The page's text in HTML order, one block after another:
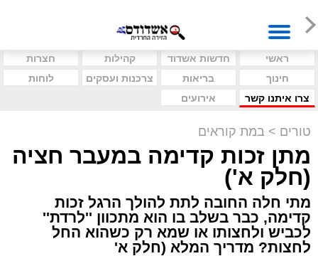
ראשי חדשות אשדוד קהילות
חצרות
חינוך
בריאות צרכנות ועסקים
לוחות
צרו איתנו קשר
אירועים
טורים > במת קוראים
מתן זכות קדימה במעבר חציה
(חלק א')
מתי חלה החובה לתת להולך הרגל זכות
קדימה, כבר בשלב בו הוא מתכוון ''לרדת''
לכביש ולחצותו או שמא רק כשהוא החל
לחצות? מדריך המלא (חלק א'